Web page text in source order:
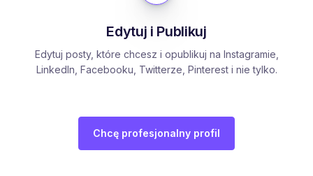
Edytuj i Publikuj
Edytuj posty, które chcesz i opublikuj na Instagramie,
LinkedIn, Facebooku, Twitterze, Pinterest i nie tylko.
Chcę profesjonalny profil